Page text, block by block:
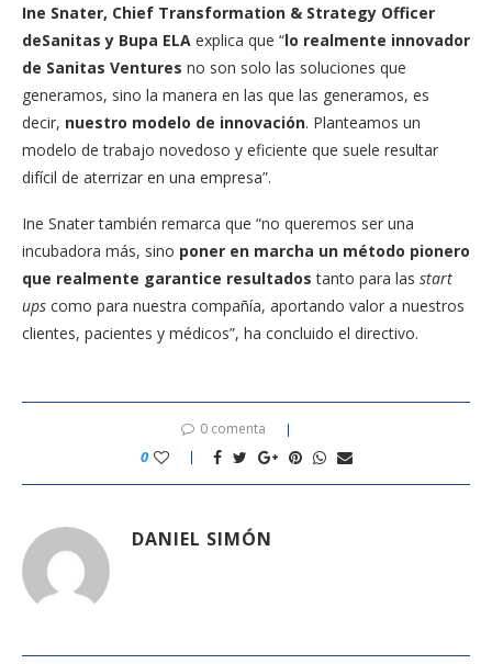
Ine Snater, Chief Transformation & Strategy Officer
deSanitas y Bupa ELA explica que “lo realmente innovador
de Sanitas Ventures no son solo las soluciones que
generamos, sino la manera en las que las generamos, es
decir, nuestro modelo de innovación. Planteamos un
modelo de trabajo novedoso y eficiente que suele resultar
difícil de aterrizar en una empresa”.
Ine Snater también remarca que “no queremos ser una
incubadora más, sino poner en marcha un método pionero
que realmente garantice resultados tanto para las start
ups como para nuestra compañía, aportando valor a nuestros
clientes, pacientes y médicos”, ha concluido el directivo.
0 comenta
0
DANIEL SIMÓN